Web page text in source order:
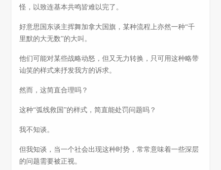
怪，以致连基本共鸣皆难以完了。
好意思国东谈主挥舞加拿大国旗，某种流程上亦然一种“千
里默的大无数”的大叫。
他们可能对某些战略动怒，但又无力转换，只可用这种略带
讪笑的样式来抒发我方的诉求。
然而，这简直合理吗？
这种“弧线救国”的样式，简直能处罚问题吗？
我不知谈。
但我知谈，当一个社会出现这种时势，常常意味着一些深层
的问题需要被正视。